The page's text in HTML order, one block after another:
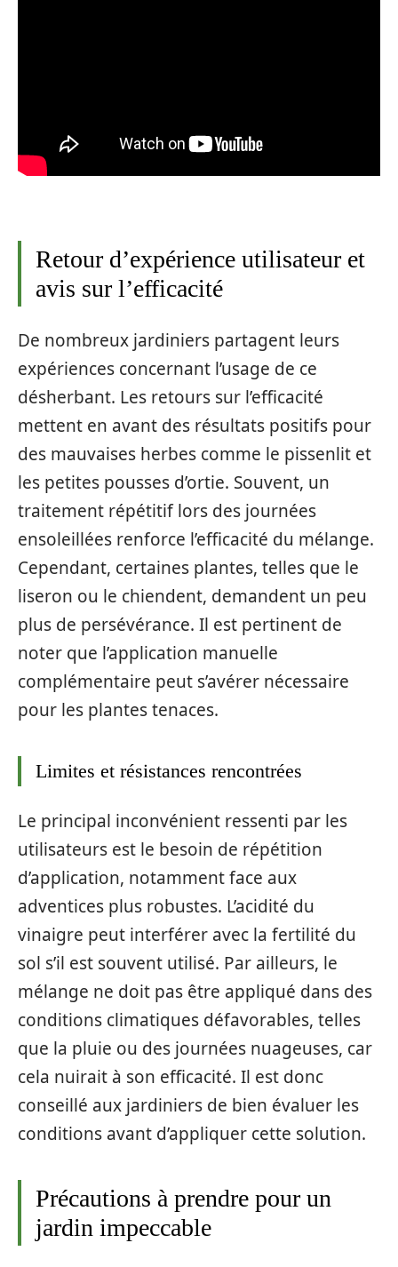
Retour d’expérience utilisateur et
avis sur l’efficacité
De nombreux jardiniers partagent leurs
expériences concernant l’usage de ce
désherbant. Les retours sur l’efficacité
mettent en avant des résultats positifs pour
des mauvaises herbes comme le pissenlit et
les petites pousses d’ortie. Souvent, un
traitement répétitif lors des journées
ensoleillées renforce l’efficacité du mélange.
Cependant, certaines plantes, telles que le
liseron ou le chiendent, demandent un peu
plus de persévérance. Il est pertinent de
noter que l’application manuelle
complémentaire peut s’avérer nécessaire
pour les plantes tenaces.
Limites et résistances rencontrées
Le principal inconvénient ressenti par les
utilisateurs est le besoin de répétition
d’application, notamment face aux
adventices plus robustes. L’acidité du
vinaigre peut interférer avec la fertilité du
sol s’il est souvent utilisé. Par ailleurs, le
mélange ne doit pas être appliqué dans des
conditions climatiques défavorables, telles
que la pluie ou des journées nuageuses, car
cela nuirait à son efficacité. Il est donc
conseillé aux jardiniers de bien évaluer les
conditions avant d’appliquer cette solution.
Précautions à prendre pour un
jardin impeccable